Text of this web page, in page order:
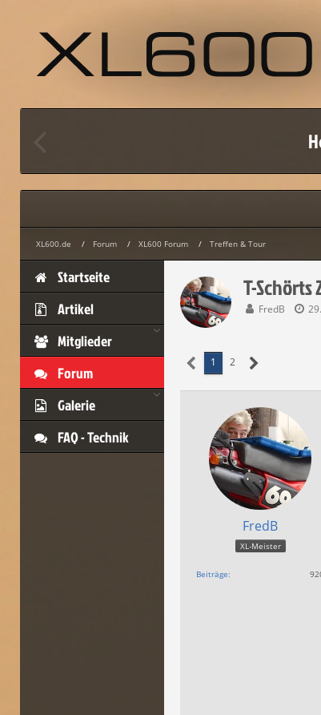
Um
XL600.de Forum XL600 Forum Treffen & Tour
Startseite
Artikel
Mitglieder
Forum
Galerie
FAQ - Technik
T-Schörts
FredB
1 2
FredB
XL-Meister
Beiträge